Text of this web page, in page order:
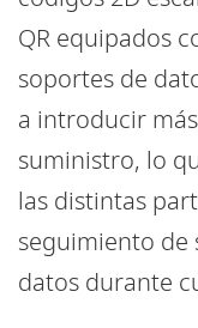
QR equipados
soportes de
a introducir
suministro, lo
las distintas
seguimiento de
datos durante